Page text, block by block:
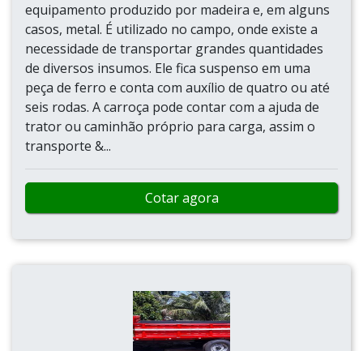
equipamento produzido por madeira e, em alguns
casos, metal. É utilizado no campo, onde existe a
necessidade de transportar grandes quantidades
de diversos insumos. Ele fica suspenso em uma
peça de ferro e conta com auxílio de quatro ou até
seis rodas. A carroça pode contar com a ajuda de
trator ou caminhão próprio para carga, assim o
transporte &...
Cotar agora